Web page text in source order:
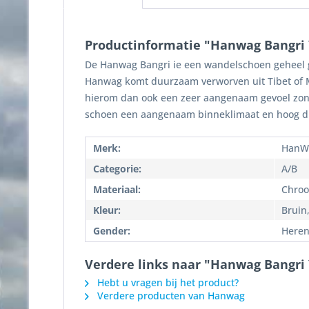
Productinformatie "Hanwag Bangri
De Hanwag Bangri ie een wandelschoen
Hanwag komt duurzaam verworven uit Tibet of
hierom dan ook een zeer aangenaam gevoel
schoen een aangenaam binneklimaat en hoog
Merk:
Categorie:
A/B
Materiaal:
Kleur:
Gender:
Heren
Verdere links naar "Hanwag Bangri
Hebt u vragen bij het product?
Verdere producten van Hanwag